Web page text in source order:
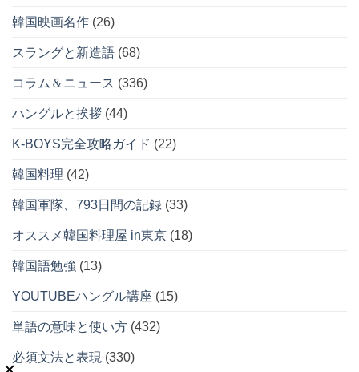
韓国映画名作 (26)
スラングと新造語 (68)
コラム＆ニュース (336)
ハングルと挨拶 (44)
K-BOYS完全攻略ガイド (22)
韓国料理 (42)
韓国軍隊、793日間の記録 (33)
オススメ韓国料理屋 in東京 (18)
韓国語勉強 (13)
YOUTUBEハングル講座 (15)
単語の意味と使い方 (432)
必須文法と表現 (330)